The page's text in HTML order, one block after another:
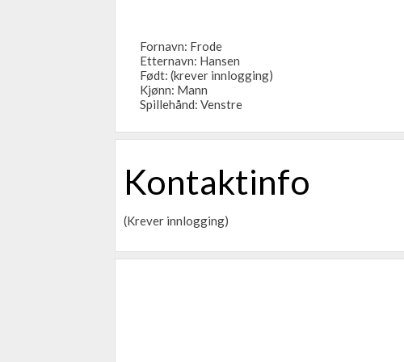
Fornavn: Frode
Etternavn: Hansen
Født: (krever innlogging)
Kjønn: Mann
Spillehånd: Venstre
Kontaktinfo
(Krever innlogging)